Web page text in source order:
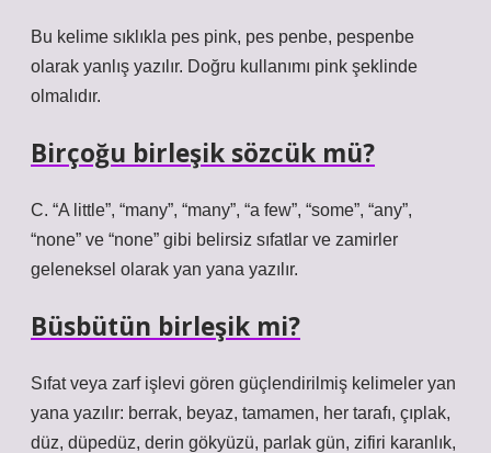
Bu kelime sıklıkla pes pink, pes penbe, pespenbe
olarak yanlış yazılır. Doğru kullanımı pink şeklinde
olmalıdır.
Birçoğu birleşik sözcük mü?
C. “A little”, “many”, “many”, “a few”, “some”, “any”,
“none” ve “none” gibi belirsiz sıfatlar ve zamirler
geleneksel olarak yan yana yazılır.
Büsbütün birleşik mi?
Sıfat veya zarf işlevi gören güçlendirilmiş kelimeler yan
yana yazılır: berrak, beyaz, tamamen, her tarafı, çıplak,
düz, düpedüz, derin gökyüzü, parlak gün, zifiri karanlık,